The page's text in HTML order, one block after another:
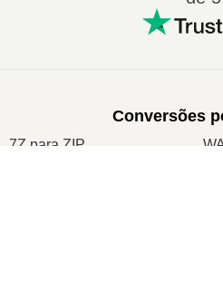
Conversões
7Z para ZIP